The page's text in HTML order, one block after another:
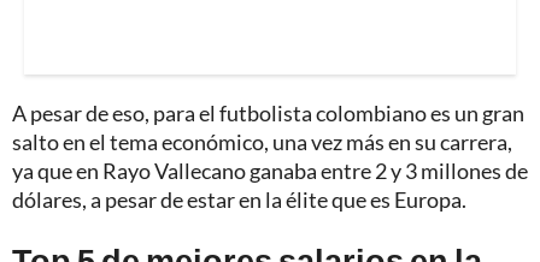
A pesar de eso, para el futbolista colombiano es un gran
salto en el tema económico, una vez más en su carrera,
ya que en Rayo Vallecano ganaba entre 2 y 3 millones de
dólares, a pesar de estar en la élite que es Europa.